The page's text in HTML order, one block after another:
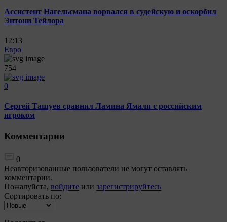
Ассистент Нагельсмана ворвался в судейскую и оскорбил
Энтони Тейлора
12:13
Евро
754
0
Сергей Ташуев сравнил Ламина Ямаля с российским
игроком
Комментарии
0
Неавторизованные пользователи не могут оставлять
комментарии.
Пожалуйста, войдите или зарегистрируйтесь
Сортировать по: